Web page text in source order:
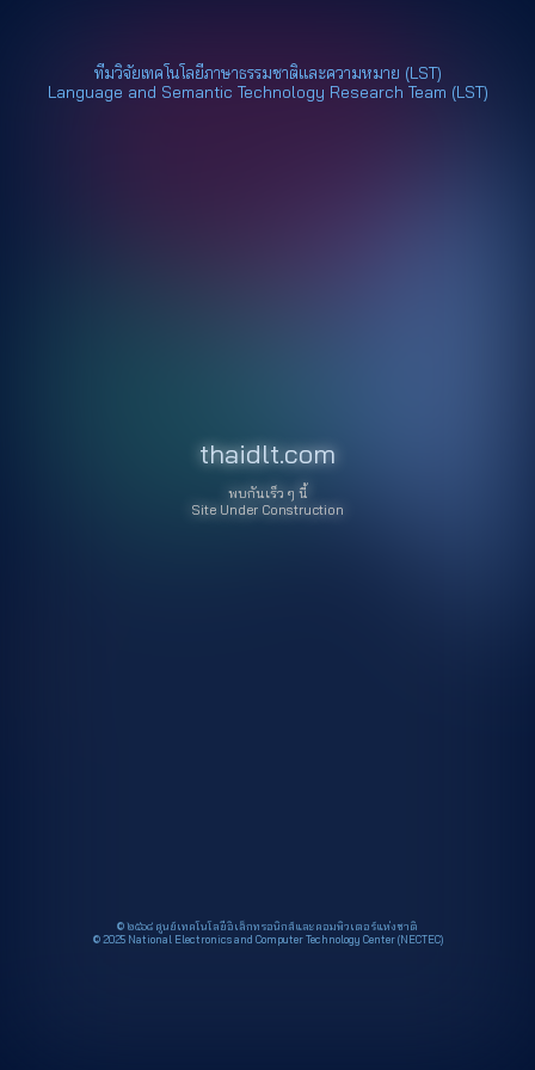
ทีมวิจัยเทคโนโลยีภาษาธรรมชาติและความหมาย (LST)
Language and Semantic Technology Research Team (LST)
thaidlt.com
พบกันเร็ว ๆ นี้
Site Under Construction
© ๒๕๖๘ ศูนย์เทคโนโลยีอิเล็กทรอนิกส์และคอมพิวเตอร์แห่งชาติ
© 2025 National Electronics and Computer Technology Center (NECTEC)